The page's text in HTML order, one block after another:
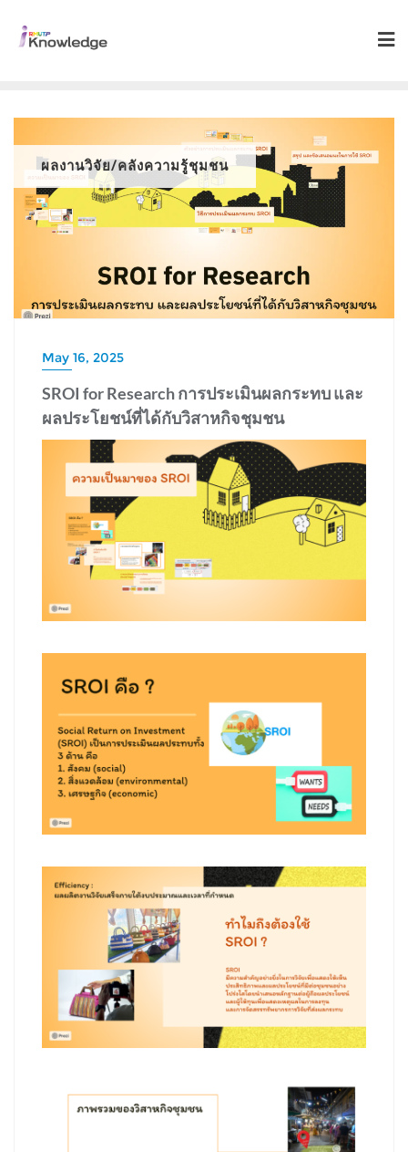
ผลงานวิจัย/คลังความรู้ชุมชน
May 16, 2025
SROI for Research การประเมินผลกระทบ และ
ผลประโยชน์ที่ได้กับวิสาหกิจชุมชน